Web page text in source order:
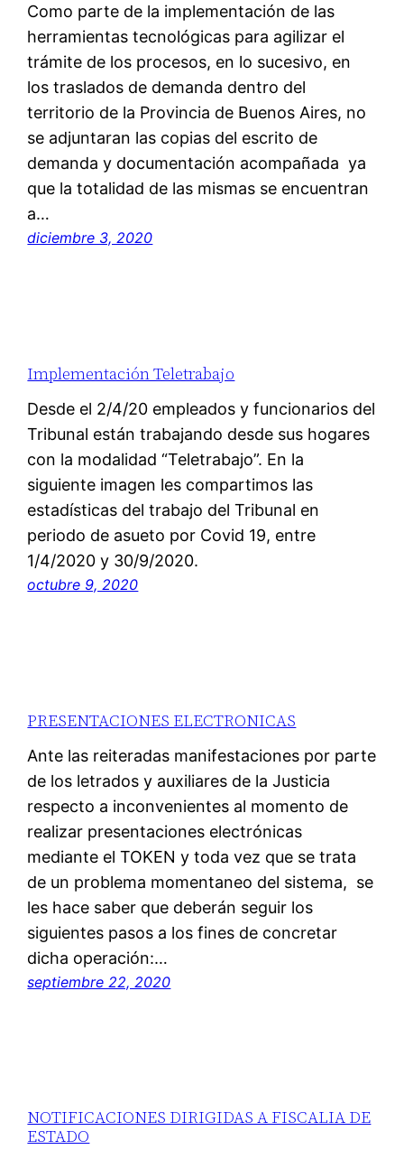
Como parte de la implementación de las
herramientas tecnológicas para agilizar el
trámite de los procesos, en lo sucesivo, en
los traslados de demanda dentro del
territorio de la Provincia de Buenos Aires, no
se adjuntaran las copias del escrito de
demanda y documentación acompañada ya
que la totalidad de las mismas se encuentran
a…
diciembre 3, 2020
Implementación Teletrabajo
Desde el 2/4/20 empleados y funcionarios del
Tribunal están trabajando desde sus hogares
con la modalidad “Teletrabajo”. En la
siguiente imagen les compartimos las
estadísticas del trabajo del Tribunal en
periodo de asueto por Covid 19, entre
1/4/2020 y 30/9/2020.
octubre 9, 2020
PRESENTACIONES ELECTRONICAS
Ante las reiteradas manifestaciones por parte
de los letrados y auxiliares de la Justicia
respecto a inconvenientes al momento de
realizar presentaciones electrónicas
mediante el TOKEN y toda vez que se trata
de un problema momentaneo del sistema, se
les hace saber que deberán seguir los
siguientes pasos a los fines de concretar
dicha operación:…
septiembre 22, 2020
NOTIFICACIONES DIRIGIDAS A FISCALIA DE
ESTADO